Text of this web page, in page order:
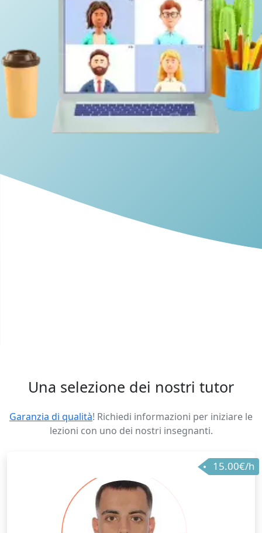
Una selezione dei nostri tutor
Garanzia di qualità! Richiedi informazioni per iniziare le
lezioni con uno dei nostri insegnanti.
15.00€/h